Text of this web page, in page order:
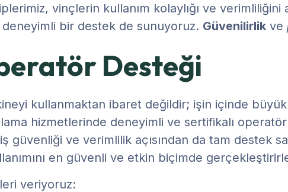
vinçlerin kullanım kolaylığı ve
bir destek de sunuyoruz. Güvenilirlik ve
Desteği
kullanmaktan ibaret değildir; işin içinde
hizmetlerinde deneyimli ve sertifikalı
güvenliği ve verimlilik açısından da tam destek
en güvenli ve etkin biçimde
veriyoruz: